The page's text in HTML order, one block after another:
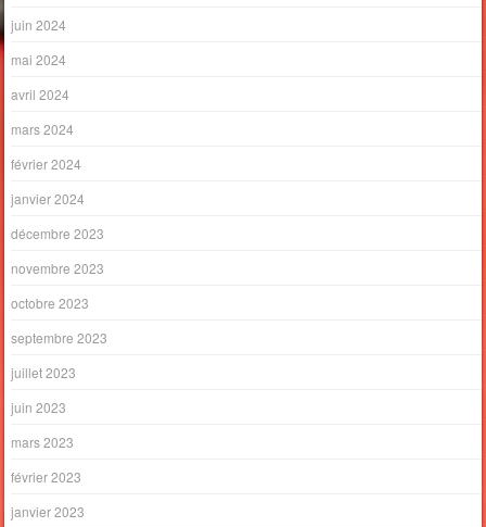
juin 2024
mai 2024
avril 2024
mars 2024
février 2024
janvier 2024
décembre 2023
novembre 2023
octobre 2023
septembre 2023
juillet 2023
juin 2023
mars 2023
février 2023
janvier 2023